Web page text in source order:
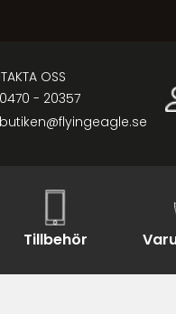
OSS
0470 - 20357
butiken@flyingeagle.se
Tillbehör